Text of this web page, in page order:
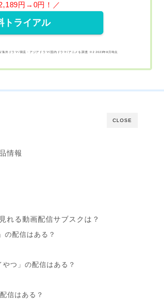
円→0円！／
トライアル
外ドラマ/韓流・アジアドラマ/国内ドラマ/アニメを調査 ※2 2023年8⽉時点
CLOSE
情報
れる動画配信サブスクは？
の配信はある？
つ」の配信はある？
信はある？